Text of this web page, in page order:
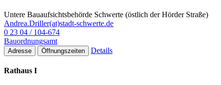
Untere Bauaufsichtsbehörde Schwerte (östlich der Hörder Straße)
Andrea.Driller(at)stadt-schwerte.de
0 23 04 / 104-674
Bauordnungsamt
Adresse Öffnungszeiten Details
Rathaus I